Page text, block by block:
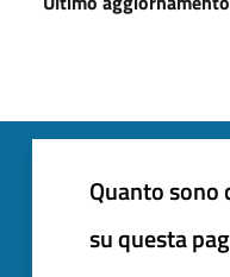
Quanto
su questa